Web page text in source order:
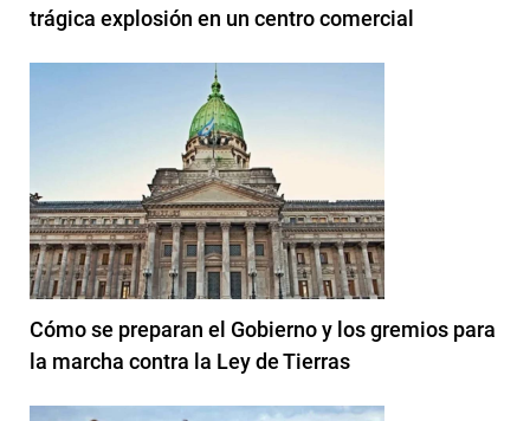
trágica explosión en un centro comercial
Cómo se preparan el Gobierno y los gremios para
la marcha contra la Ley de Tierras